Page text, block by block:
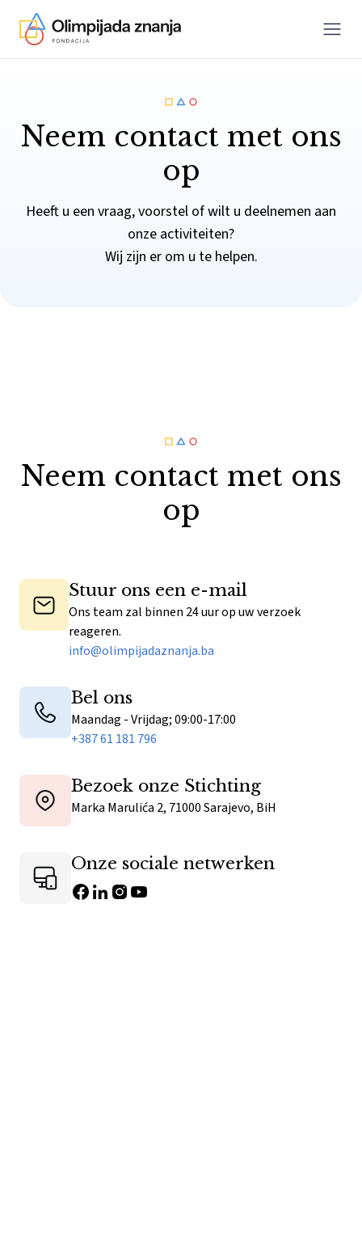
Menu
Neem contact met ons
op
Heeft u een vraag, voorstel of wilt u deelnemen aan
onze activiteiten?
Wij zijn er om u te helpen.
Neem contact met ons
op
Stuur ons een e-mail
Ons team zal binnen 24 uur op uw verzoek
reageren.
info@olimpijadaznanja.ba
Bel ons
Maandag - Vrijdag; 09:00-17:00
+387 61 181 796
Bezoek onze Stichting
Marka Marulića 2, 71000 Sarajevo, BiH
Onze sociale netwerken